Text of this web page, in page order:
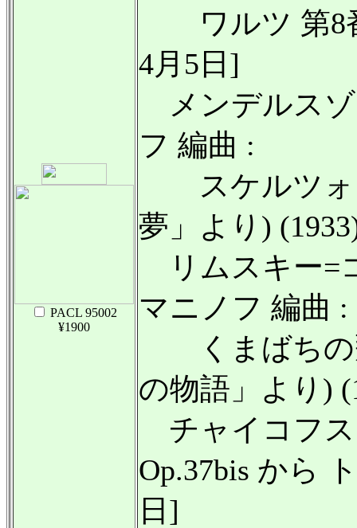
PACL 95002
¥1900
ワルツ 第8番
4月5日]
メンデルスゾ
フ 編曲 :
スケルツォ (
夢」より)
リムスキー=
マニノフ 編曲 :
くまばちの
の物語」より)
チャイコフス
Op.37bis から
日]